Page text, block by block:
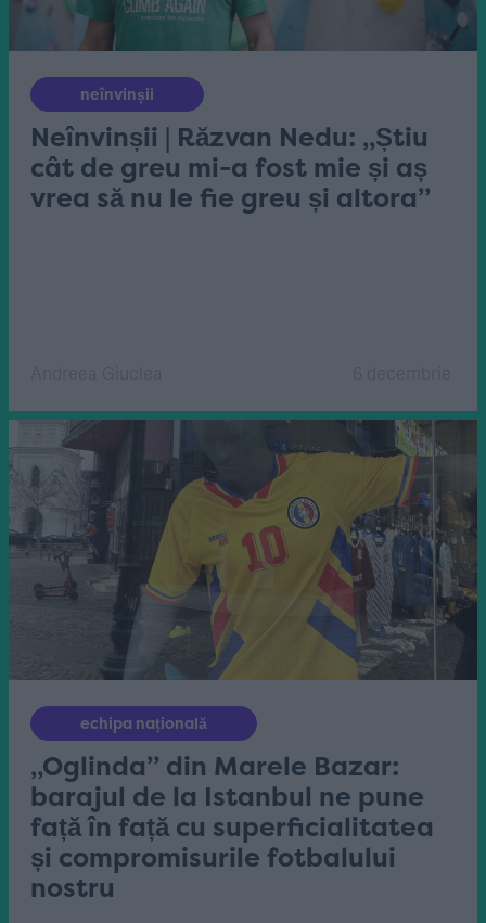
neînvinșii
Neînvinșii | Răzvan Nedu: „Știu
cât de greu mi-a fost mie și aș
vrea să nu le fie greu și altora”
echipa națională
„Oglinda” din Marele Bazar:
barajul de la Istanbul ne pune
față în față cu superficialitatea
și compromisurile fotbalului
nostru